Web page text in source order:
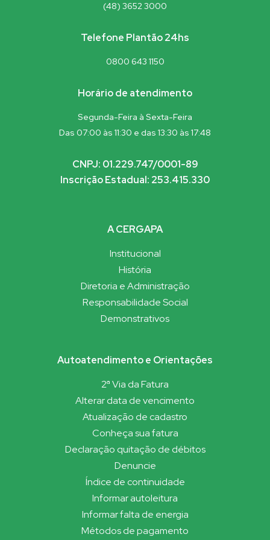
(48) 3652 3000
Telefone Plantão 24hs
0800 643 1150
Horário de atendimento
Segunda-Feira à Sexta-Feira
Das 07:00 às 11:30 e das 13:30 às 17:48
CNPJ: 01.229.747/0001-89
Inscrição Estadual: 253.415.330
A CERGAPA
Institucional
História
Diretoria e Administração
Responsabilidade Social
Demonstrativos
Autoatendimento e Orientações
2ª Via da Fatura
Alterar data de vencimento
Atualização de cadastro
Conheça sua fatura
Declaração quitação de débitos
Denuncie
Índice de continuidade
Informar autoleitura
Informar falta de energia
Métodos de pagamento